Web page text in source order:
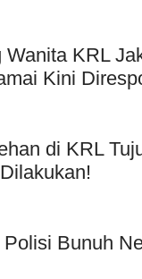
KRL
Kini
di KRL
Bunuh